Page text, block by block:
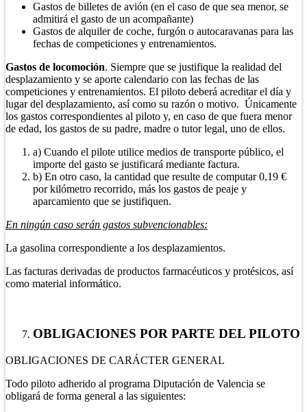
Gastos de billetes de avión (en el caso de que sea menor, se
admitirá el gasto de un acompañante)
Gastos de alquiler de coche, furgón o autocaravanas para las
fechas de competiciones y entrenamientos.
Gastos de locomoción. Siempre que se justifique la realidad del
desplazamiento y se aporte calendario con las fechas de las
competiciones y entrenamientos. El piloto deberá acreditar el día y
lugar del desplazamiento, así como su razón o motivo. Únicamente
los gastos correspondientes al piloto y, en caso de que fuera menor
de edad, los gastos de su padre, madre o tutor legal, uno de ellos.
a) Cuando el pilote utilice medios de transporte público, el
importe del gasto se justificará mediante factura.
b) En otro caso, la cantidad que resulte de computar 0,19 €
por kilómetro recorrido, más los gastos de peaje y
aparcamiento que se justifiquen.
En ningún caso serán gastos subvencionables:
La gasolina correspondiente a los desplazamientos.
Las facturas derivadas de productos farmacéuticos y protésicos, así
como material informático.
OBLIGACIONES POR PARTE DEL PILOTO
OBLIGACIONES DE CARÁCTER GENERAL
Todo piloto adherido al programa Diputación de Valencia se
obligará de forma general a las siguientes: